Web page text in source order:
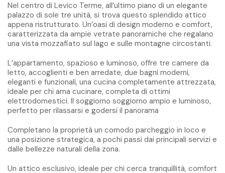
Nel centro di Levico Terme, all’ultimo piano di un elegante
palazzo di sole tre unità, si trova questo splendido attico
appena ristrutturato. Un’oasi di design moderno e comfort,
caratterizzata da ampie vetrate panoramiche che regalano
una vista mozzafiato sul lago e sulle montagne circostanti.
L’appartamento, spazioso e luminoso, offre tre camere da
letto, accoglienti e ben arredate, due bagni moderni,
eleganti e funzionali, una cucina completamente attrezzata,
ideale per chi ama cucinare, completa di ottimi
elettrodomestici. Il soggiorno soggiorno ampio e luminoso,
perfetto per rilassarsi e godersi il panorama
Completano la proprietà un comodo parcheggio in loco e
una posizione strategica, a pochi passi dai principali servizi e
dalle bellezze naturali della zona.
Un attico esclusivo, ideale per chi cerca tranquillità, comfort